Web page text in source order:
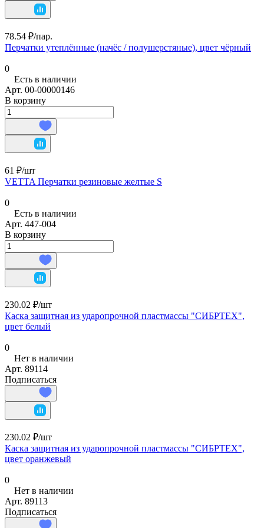
78.54 ₽/пар.
Перчатки утеплённые (начёс / полушерстяные), цвет чёрный
0
Есть в наличии
Арт. 00-00000146
В корзину
61 ₽/шт
VETTA Перчатки резиновые желтые S
0
Есть в наличии
Арт. 447-004
В корзину
230.02 ₽/шт
Каска защитная из ударопрочной пластмассы "СИБРТЕХ",
цвет белый
0
Нет в наличии
Арт. 89114
Подписаться
230.02 ₽/шт
Каска защитная из ударопрочной пластмассы "СИБРТЕХ",
цвет оранжевый
0
Нет в наличии
Арт. 89113
Подписаться